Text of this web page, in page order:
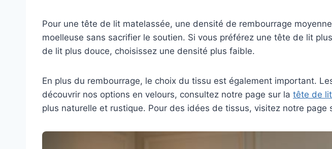
Pour une tête de lit matelassée, une densité de rembourrage
moelleuse sans sacrifier le soutien. Si vous préférez une tête de lit
de lit plus douce, choisissez une densité plus faible.
En plus du rembourrage, le choix du tissu est également important.
découvrir nos options en velours, consultez notre page sur la tête de
plus naturelle et rustique. Pour des idées de tissus, visitez notre page